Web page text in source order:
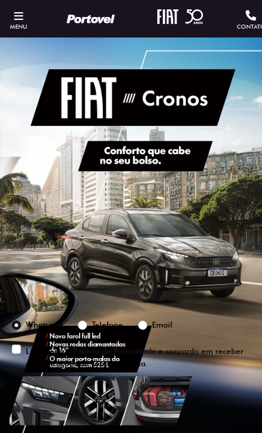
MENU
ESTOU INTERESSADO
Versão escolhida
Preferência de contato:
Whatsapp
Telefone Email
Li e aceito a Política de Privacidadee concordo em receber
comunicações da concessionária.
ENTRAR EM CONTATO